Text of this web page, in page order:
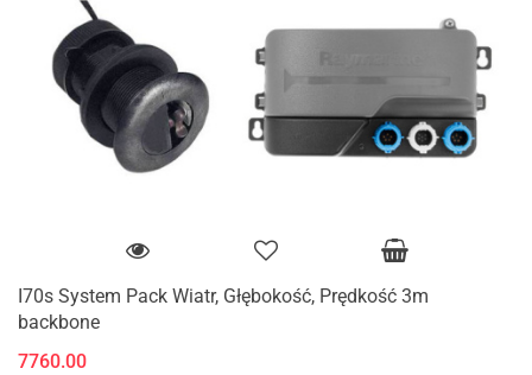
I70s System Pack Wiatr, Głębokość, Prędkość 3m
backbone
7760.00